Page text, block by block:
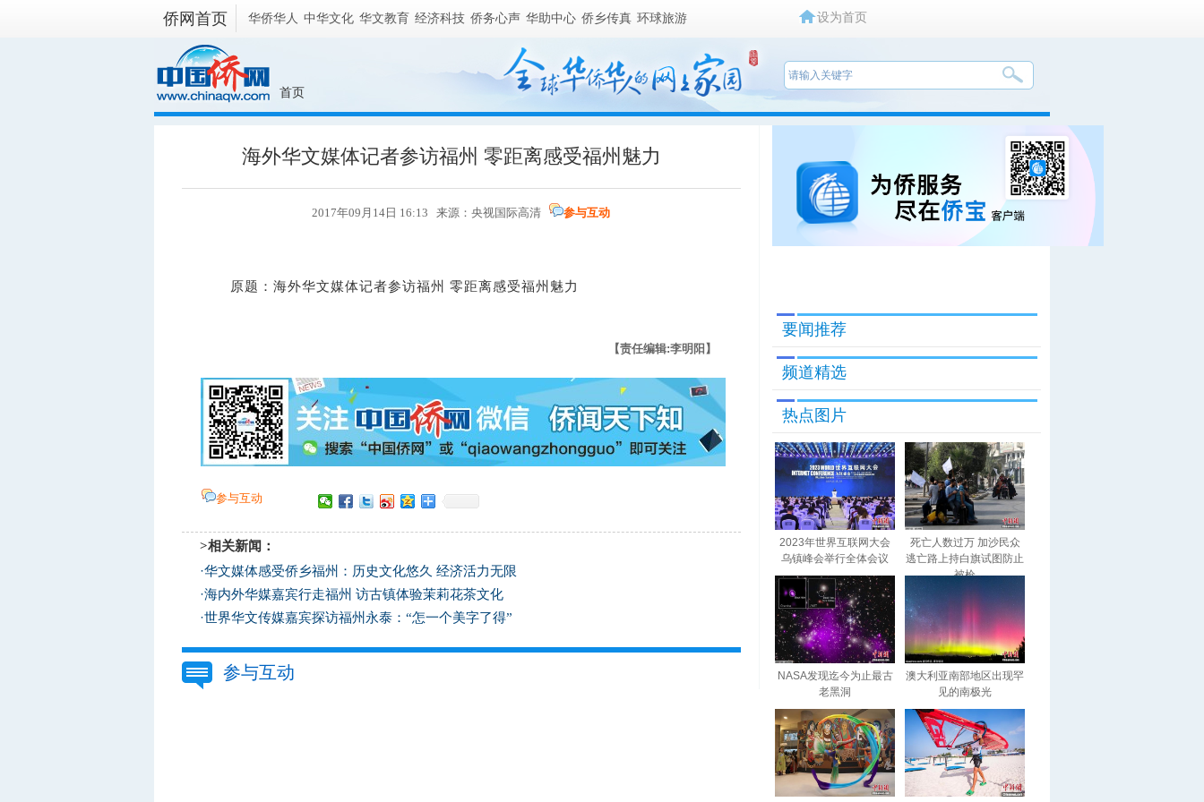
侨网首页 华侨华人 中华文化 华文教育 经济科技 侨务心声 华助中心 侨乡传真 环球旅游 设为首页
首页
海外华文媒体记者参访福州 零距离感受福州魅力
2017年09月14日 16:13 来源：央视国际高清 参与互动
原题：海外华文媒体记者参访福州 零距离感受福州魅力
【责任编辑:李明阳】
参与互动
>相关新闻：
·华文媒体感受侨乡福州：历史文化悠久 经济活力无限
·海内外华媒嘉宾行走福州 访古镇体验茉莉花茶文化
·世界华文传媒嘉宾探访福州永泰：“怎一个美字了得”
参与互动
要闻推荐
频道精选
热点图片
2023年世界互联网大会
乌镇峰会举行全体会议
死亡人数过万 加沙民众
逃亡路上持白旗试图防止
被枪
NASA发现迄今为止最古
老黑洞
澳大利亚南部地区出现罕
见的南极光